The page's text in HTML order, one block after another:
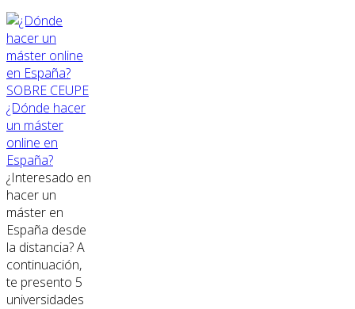
SOBRE CEUPE
¿Dónde hacer
un máster
online en
España?
¿Interesado en
hacer un
máster en
España desde
la distancia? A
continuación,
te presento 5
universidades